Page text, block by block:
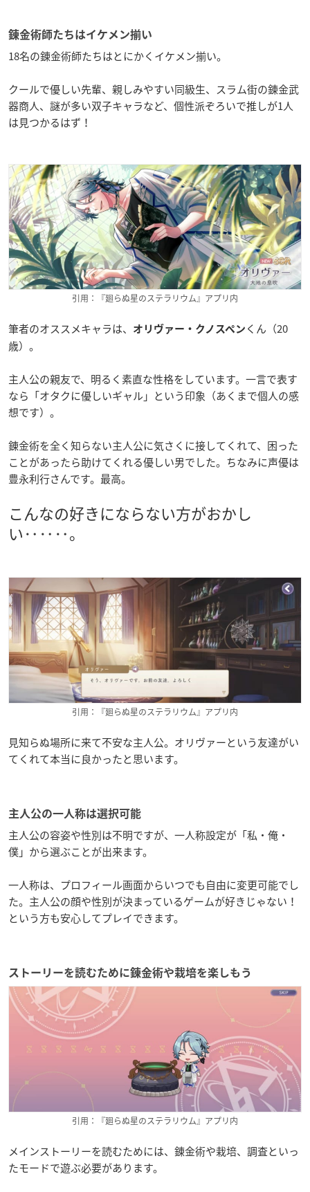
錬金術師たちはイケメン揃い
18名の錬金術師たちはとにかくイケメン揃い。
クールで優しい先輩、親しみやすい同級生、スラム街の錬金武
器商人、謎が多い双子キャラなど、個性派ぞろいで推しが1人
は見つかるはず！
引用：『廻らぬ星のステラリウム』アプリ内
筆者のオススメキャラは、 オリヴァー・クノスペン くん（20
歳）。
主人公の親友で、明るく素直な性格をしています。一言で表す
なら「オタクに優しいギャル」という印象（あくまで個人の感
想です）。
錬金術を全く知らない主人公に気さくに接してくれて、困った
ことがあったら助けてくれる優しい男でした。ちなみに声優は
豊永利行さんです。最高。
こんなの好きにならない方がおかし
い‥‥‥。
引用：『廻らぬ星のステラリウム』アプリ内
見知らぬ場所に来て不安な主人公。オリヴァーという友達がい
てくれて本当に良かったと思います。
主人公の一人称は選択可能
主人公の容姿や性別は不明ですが、一人称設定が「私・俺・
僕」から選ぶことが出来ます。
一人称は、プロフィール画面からいつでも自由に変更可能でし
た。主人公の顔や性別が決まっているゲームが好きじゃない！
という方も安心してプレイできます。
ストーリーを読むために錬金術や栽培を楽しもう
引用：『廻らぬ星のステラリウム』アプリ内
メインストーリーを読むためには、錬金術や栽培、調査といっ
たモードで遊ぶ必要があります。